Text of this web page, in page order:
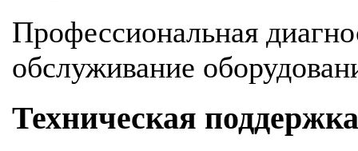
Профессиональная
обслуживание
Техническая поддержка